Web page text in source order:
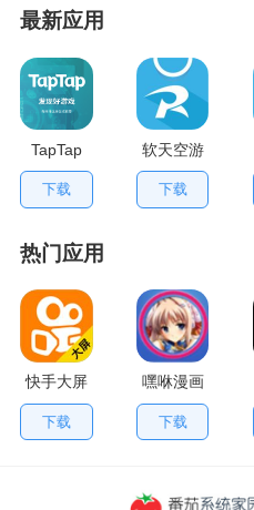
最新应用
TapTap
V2.84.0
手机版
下载
软天空游
戏盒应用
下载
热门应用
快手大屏
版
下载
嘿咻漫画
下载